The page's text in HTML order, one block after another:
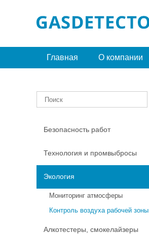
Главная О компании
Безопасность работ
Технология и промвыбросы
Экология
Мониторинг атмосферы
Контроль воздуха рабочей зоны
Алкотестеры, смокелайзеры